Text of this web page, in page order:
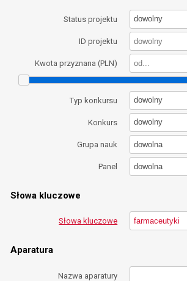
Status projektu dowolny
ID projektu
Kwota przyznana (PLN)
Typ konkursu dowolny
Konkurs dowolny
Grupa nauk dowolna
Panel dowolna
Słowa kluczowe
Słowa kluczowe
Aparatura
Nazwa aparatury